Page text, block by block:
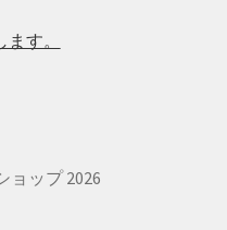
す。
ョップ 2026